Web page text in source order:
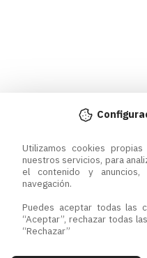
Utilizamos cookies
nuestros servicios, para
el contenido y
navegación.
Puedes aceptar todas las
“Aceptar”, rechazar todas
“Rechazar”